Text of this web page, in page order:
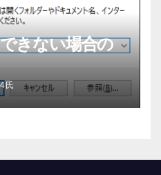
きない場合の
氏